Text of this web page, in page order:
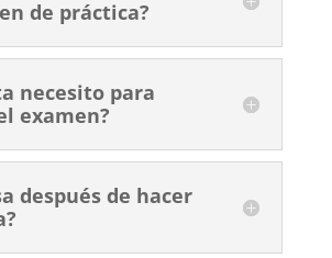
de práctica?
necesito para
examen?
después de hacer